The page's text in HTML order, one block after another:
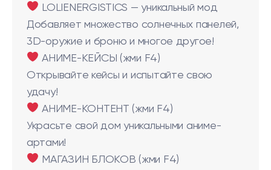
LOLIENERGISTICS — уникальный мод
Добавляет множество солнечных панелей,
3D-оружие и броню и многое другое!
АНИМЕ-КЕЙСЫ (жми F4)
Открывайте кейсы и испытайте свою
удачу!
АНИМЕ-КОНТЕНТ (жми F4)
Украсьте свой дом уникальными аниме-
артами!
МАГАЗИН БЛОКОВ (жми F4)